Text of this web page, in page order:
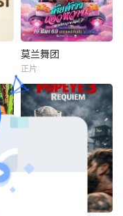
莫兰舞团
Sitthiphon
Disamoe
一个纯朴、勤劳、
深爱家人的年轻人
和他的妹妹过着简
朴的生活，她的梦
想是在有生之年至
少成为一名芭蕾舞
莫兰舞团
正片